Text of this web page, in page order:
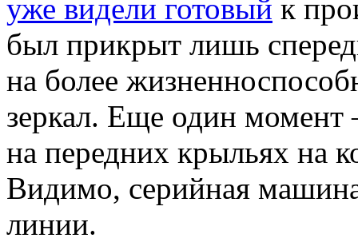
уже видели готовый к
был прикрыт лишь
на более
зеркал. Еще один момент
на передних крыльях на
Видимо, серийная
линии.